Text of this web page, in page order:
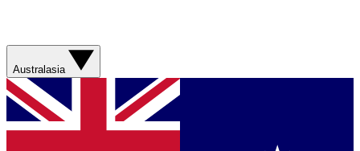
Australasia